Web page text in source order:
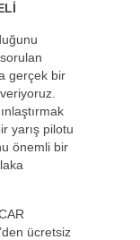
gerçek bir
yarış pilotu
önemli bir
ücretsiz